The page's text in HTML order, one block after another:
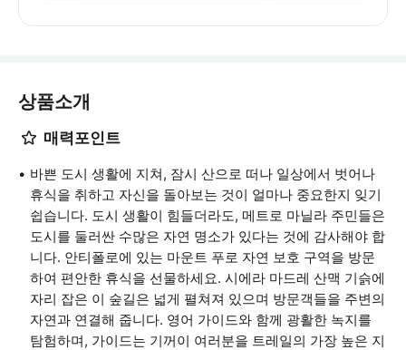
상품소개
매력포인트
바쁜 도시 생활에 지쳐, 잠시 산으로 떠나 일상에서 벗어나
휴식을 취하고 자신을 돌아보는 것이 얼마나 중요한지 잊기
쉽습니다. 도시 생활이 힘들더라도, 메트로 마닐라 주민들은
도시를 둘러싼 수많은 자연 명소가 있다는 것에 감사해야 합
니다. 안티폴로에 있는 마운트 푸로 자연 보호 구역을 방문
하여 편안한 휴식을 선물하세요. 시에라 마드레 산맥 기슭에
자리 잡은 이 숲길은 넓게 펼쳐져 있으며 방문객들을 주변의
자연과 연결해 줍니다. 영어 가이드와 함께 광활한 녹지를
탐험하며, 가이드는 기꺼이 여러분을 트레일의 가장 높은 지